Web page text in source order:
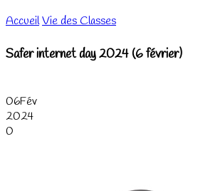
AccueilVie des Classes
Safer internet day 2024 (6 février)
06Fév
2024
0